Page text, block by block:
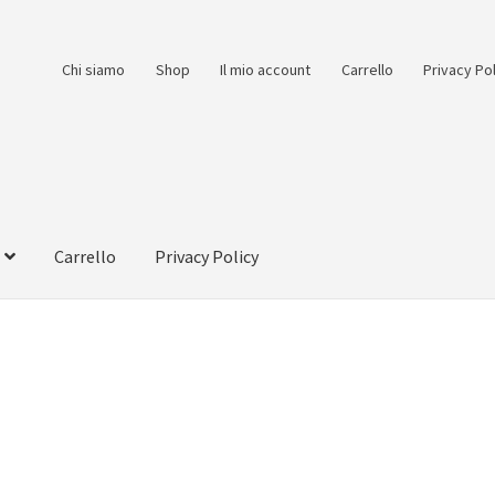
Chi siamo Shop Il mio account Carrello Privacy
Carrello Privacy Policy